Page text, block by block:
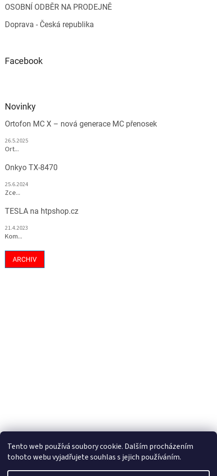
Tento web používá soubory cookie. Dalším procházením
tohoto webu vyjadřujete souhlas s jejich používáním.
OSOBNÍ ODBĚR NA PRODEJNĚ
Doprava - Česká republika
Facebook
Novinky
Ortofon MC X – nová generace MC přenosek
26.5.2025
Ort...
Onkyo TX-8470
25.6.2024
Zce...
TESLA na htpshop.cz
21.4.2023
Kom...
ARCHIV